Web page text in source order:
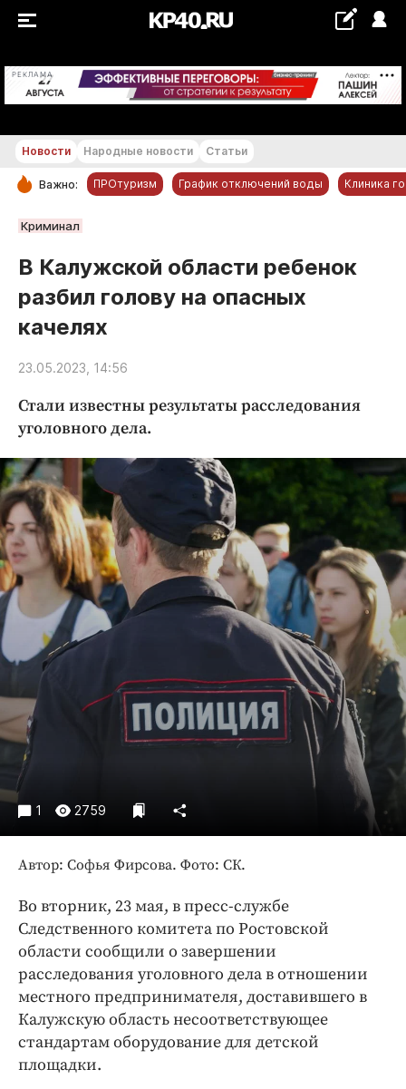
РЕКЛАМА +20...+21 °С
РУБРИКИ
Новости компаний
Статьи
Народные новости
Авто и транспорт
Недвижимость и ЖКХ
Образование
Общество
Погода
Праздники
Происшествия
Спорт
Экономика и бизнес
ПРОЕКТЫ
Интересное чтиво
Бренд года
Работодатель года
Новости Народные новости Статьи
Важно: ПРОтуризм График отключений воды Клиника
Криминал
В Калужской области ребенок
разбил голову на опасных
качелях
23.05.2023, 14:56
Стали известны результаты расследования
уголовного дела.
1 2759
Автор: Софья Фирсова. Фото: СК.
Во вторник, 23 мая, в пресс-службе
Следственного комитета по Ростовской
области сообщили о завершении
расследования уголовного дела в отношении
местного предпринимателя, доставившего в
Калужскую область несоответствующее
стандартам оборудование для детской
площадки.